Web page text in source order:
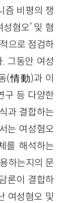
즘 비평의 쟁
혐오’ 및 혐
으로 점검하
그동안 여성
(情動)과 이
구 등 다양한
과 결합하는
는 여성혐오
를 해석하는
하는지의 문
론이 결합하
여성혐오 및